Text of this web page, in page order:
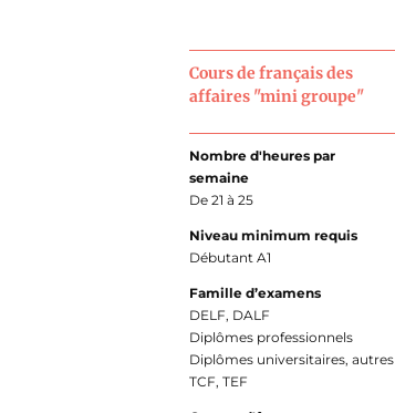
Cours de français des
affaires "mini groupe"
Nombre d'heures par
semaine
De 21 à 25
Niveau minimum requis
Débutant A1
Famille d’examens
DELF, DALF
Diplômes professionnels
Diplômes universitaires, autres
TCF, TEF